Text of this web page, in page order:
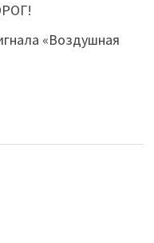
«Воздушная